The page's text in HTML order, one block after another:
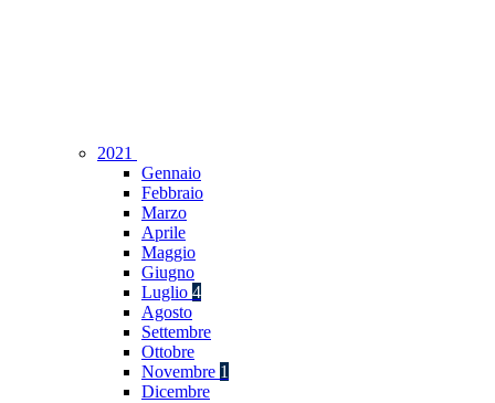
2021
Gennaio
Febbraio
Marzo
Aprile
Maggio
Giugno
Luglio 4
Agosto
Settembre
Ottobre
Novembre 1
Dicembre